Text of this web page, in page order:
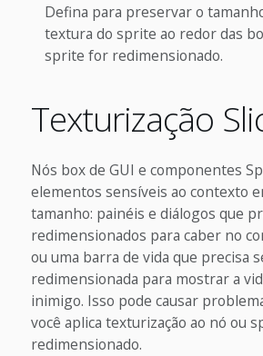
Defina para preservar o
textura do sprite ao redor das
sprite for redimensionado.
Texturização
Nós box de GUI e componentes
elementos sensíveis ao contexto
tamanho: painéis e diálogos que
redimensionados para caber no
ou uma barra de vida que precisa
redimensionada para mostrar a
inimigo. Isso pode causar
você aplica texturização ao nó ou
redimensionado.